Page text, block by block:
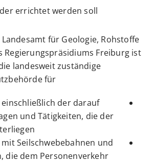
errichtet werden soll.
für Geologie, Rohstoffe
Regierungspräsidiums Freiburg ist
landesweit zuständige
für:
der darauf
und Tätigkeiten, die der
Seilschwebebahnen und
die dem Personenverkehr